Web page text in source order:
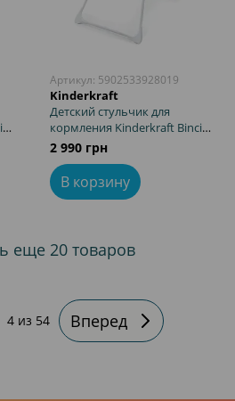
Артикул: 5902533928019
Kinderkraft
Детский стульчик для
кормления Kinderkraft Binci
Light Grey (KHBINC00LGR0000)
2 990 грн
В корзину
еще 20 товаров
4 из 54 Вперед